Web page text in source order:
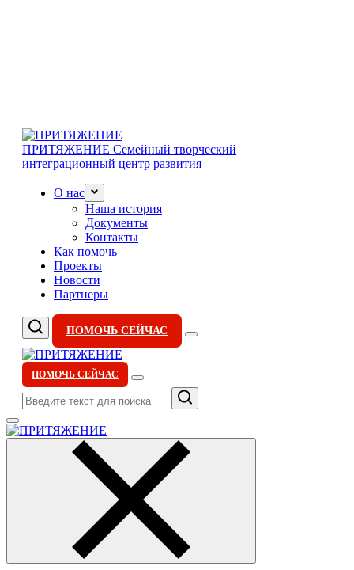
ПРИТЯЖЕНИЕ Семейный творческий
интеграционный центр развития
О нас
Наша история
Документы
Контакты
Как помочь
Проекты
Новости
Партнеры
ПОМОЧЬ СЕЙЧАС
ПОМОЧЬ СЕЙЧАС
Поиск